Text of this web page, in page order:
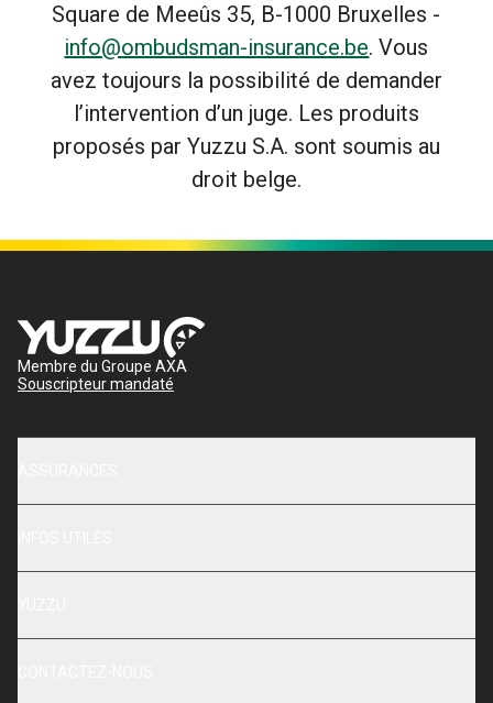
Square de Meeûs 35, B-1000 Bruxelles -
info@ombudsman-insurance.be. Vous
avez toujours la possibilité de demander
l’intervention d’un juge. Les produits
proposés par Yuzzu S.A. sont soumis au
droit belge.
Membre du Groupe AXA
Souscripteur mandaté